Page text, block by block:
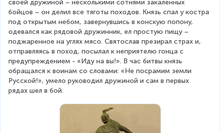
своей дружиной – несколькими сотнями закаленных
бойцов – он делил все тяготы походов. Князь спал у костра
под открытым небом, завернувшись в конскую попону,
одевался как рядовой дружинник, ел простую пищу –
поджаренное на углях мясо. Святослав презирал страх и,
отправляясь в поход, посылал к неприятелю гонца с
предупреждением - «Иду на вы!». В час битвы князь
обращался к воинам со словами: «Не посрамим земли
Русской!», умело руководил дружиной и сам в первых
рядах шел в бой.